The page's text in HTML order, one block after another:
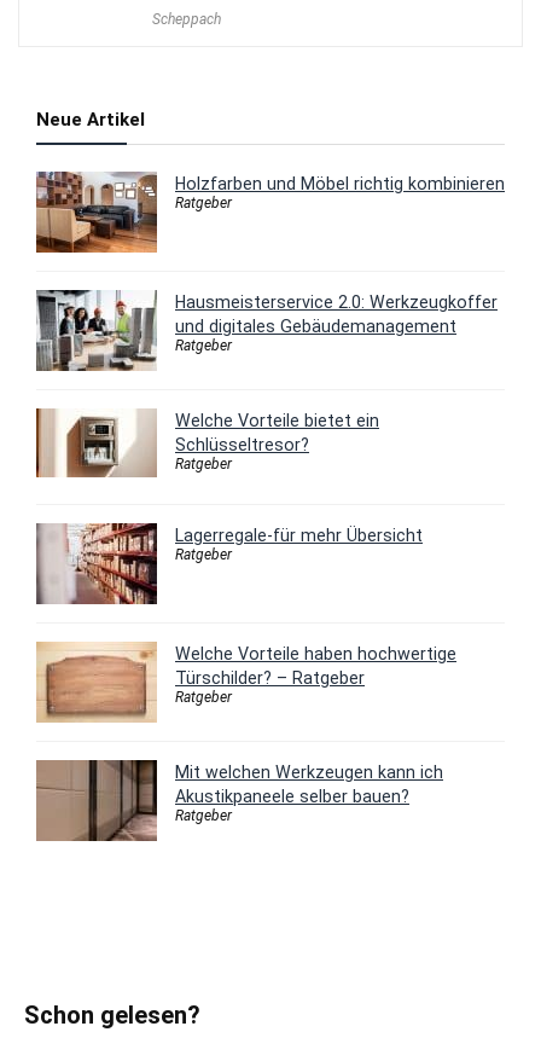
Scheppach
Neue Artikel
Holzfarben und Möbel richtig kombinieren
Ratgeber
Hausmeisterservice 2.0: Werkzeugkoffer
und digitales Gebäudemanagement
Ratgeber
Welche Vorteile bietet ein
Schlüsseltresor?
Ratgeber
Lagerregale-für mehr Übersicht
Ratgeber
Welche Vorteile haben hochwertige
Türschilder? – Ratgeber
Ratgeber
Mit welchen Werkzeugen kann ich
Akustikpaneele selber bauen?
Ratgeber
Schon gelesen?